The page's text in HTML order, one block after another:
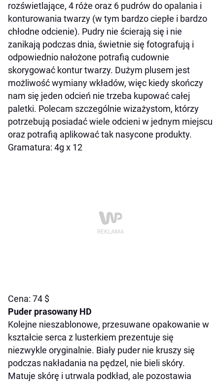
rozświetlające, 4 róże oraz 6 pudrów do opalania i
konturowania twarzy (w tym bardzo ciepłe i bardzo
chłodne odcienie). Pudry nie ścierają się i nie
zanikają podczas dnia, świetnie się fotografują i
odpowiednio nałożone potrafią cudownie
skorygować kontur twarzy. Dużym plusem jest
możliwość wymiany wkładów, więc kiedy skończy
nam się jeden odcień nie trzeba kupować całej
paletki. Polecam szczególnie wizażystom, którzy
potrzebują posiadać wiele odcieni w jednym miejscu
oraz potrafią aplikować tak nasycone produkty.
Gramatura: 4g x 12
Cena: 74 $
Puder prasowany HD
Kolejne nieszablonowe, przesuwane opakowanie w
kształcie serca z lusterkiem prezentuje się
niezwykle oryginalnie. Biały puder nie kruszy się
podczas nakładania na pędzel, nie bieli skóry.
Matuje skórę i utrwala podkład, ale pozostawia